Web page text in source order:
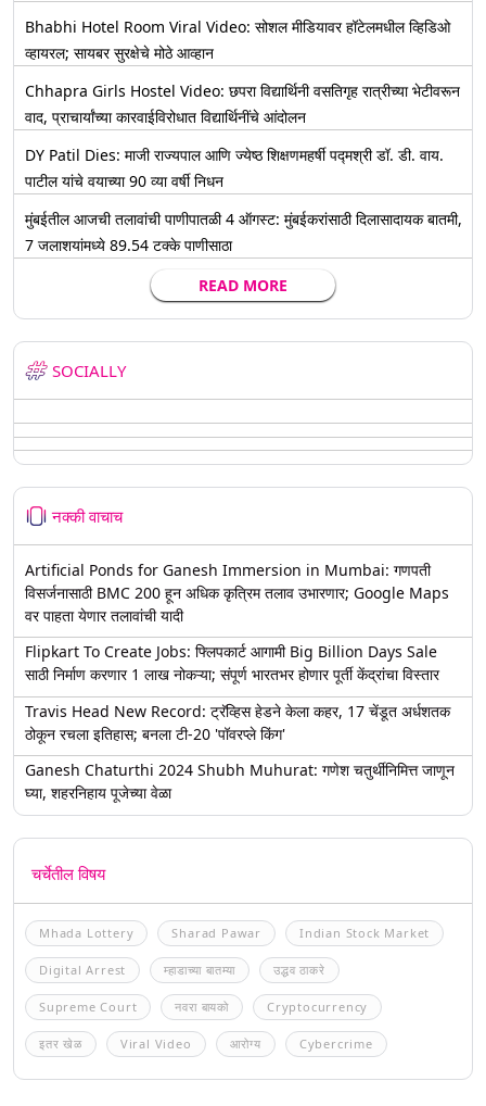
Bhabhi Hotel Room Viral Video: सोशल मीडियावर हॉटेलमधील व्हिडिओ
व्हायरल; सायबर सुरक्षेचे मोठे आव्हान
Chhapra Girls Hostel Video: छपरा विद्यार्थिनी वसतिगृह रात्रीच्या भेटीवरून
वाद, प्राचार्यांच्या कारवाईविरोधात विद्यार्थिनींचे आंदोलन
DY Patil Dies: माजी राज्यपाल आणि ज्येष्ठ शिक्षणमहर्षी पद्मश्री डॉ. डी. वाय.
पाटील यांचे वयाच्या 90 व्या वर्षी निधन
मुंबईतील आजची तलावांची पाणीपातळी 4 ऑगस्ट: मुंबईकरांसाठी दिलासादायक बातमी,
7 जलाशयांमध्ये 89.54 टक्के पाणीसाठा
READ MORE
SOCIALLY
नक्की वाचाच
Artificial Ponds for Ganesh Immersion in Mumbai: गणपती
विसर्जनासाठी BMC 200 हून अधिक कृत्रिम तलाव उभारणार; Google Maps
वर पाहता येणार तलावांची यादी
Flipkart To Create Jobs: फ्लिपकार्ट आगामी Big Billion Days Sale
साठी निर्माण करणार 1 लाख नोकऱ्या; संपूर्ण भारतभर होणार पूर्ती केंद्रांचा विस्तार
Travis Head New Record: ट्रॅव्हिस हेडने केला कहर, 17 चेंडूत अर्धशतक
ठोकून रचला इतिहास; बनला टी-20 'पॉवरप्ले किंग'
Ganesh Chaturthi 2024 Shubh Muhurat: गणेश चतुर्थीनिमित्त जाणून
घ्या, शहरनिहाय पूजेच्या वेळा
चर्चेतील विषय
Mhada Lottery Sharad Pawar Indian Stock Market
Digital Arrest म्हाडाच्या बातम्या उद्धव ठाकरे
Supreme Court नवरा बायको Cryptocurrency
इतर खेळ Viral Video आरोग्य Cybercrime